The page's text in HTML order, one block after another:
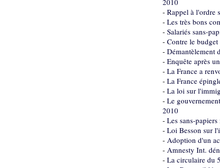
2010
- Rappel à l'ordre
- Les très bons
- Salariés sans-
- Contre le
- Démantèlement
- Enquête après
- La France a
- La France
- La loi sur
- Le
2010
- Les sans-
- Loi Besson sur
- Adoption d'un
- Amnesty Int.
- La circulaire du